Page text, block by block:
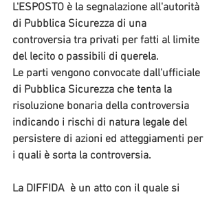
L'ESPOSTO è la segnalazione all'autorità
di Pubblica Sicurezza di una
controversia tra privati per fatti al limite
del lecito o passibili di querela.
Le parti vengono convocate dall'ufficiale
di Pubblica Sicurezza che tenta la
risoluzione bonaria della controversia
indicando i rischi di natura legale del
persistere di azioni ed atteggiamenti per
i quali è sorta la controversia.
La DIFFIDA è un atto con il quale si